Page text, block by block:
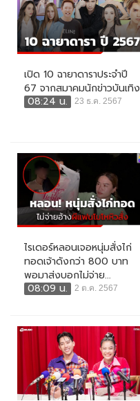
เปิด 10 ฉายาดาราประจำปี
67 จากสมาคมนักข่าวบันเทิง
08:24 น.
23 ธ.ค. 2567
ไรเดอร์หลอนเจอหนุ่มสั่งไก่
ทอดเจ้าดังกว่า 800 บาท
พอมาส่งบอกไม่จ่าย...
08:09 น.
2 ต.ค. 2567